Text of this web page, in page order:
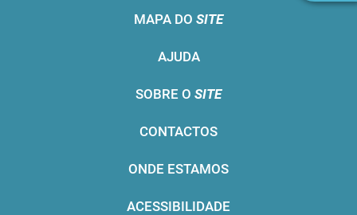
MAPA DO SITE
AJUDA
SOBRE O SITE
CONTACTOS
ONDE ESTAMOS
ACESSIBILIDADE